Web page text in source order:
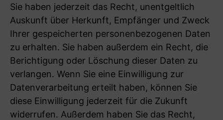
Sie haben jederzeit das Recht, unentgeltlich
Auskunft über Herkunft, Empfänger und Zweck
Ihrer gespeicherten personenbezogenen Daten
zu erhalten. Sie haben außerdem ein Recht, die
Berichtigung oder Löschung dieser Daten zu
verlangen. Wenn Sie eine Einwilligung zur
Datenverarbeitung erteilt haben, können Sie
diese Einwilligung jederzeit für die Zukunft
widerrufen. Außerdem haben Sie das Recht,